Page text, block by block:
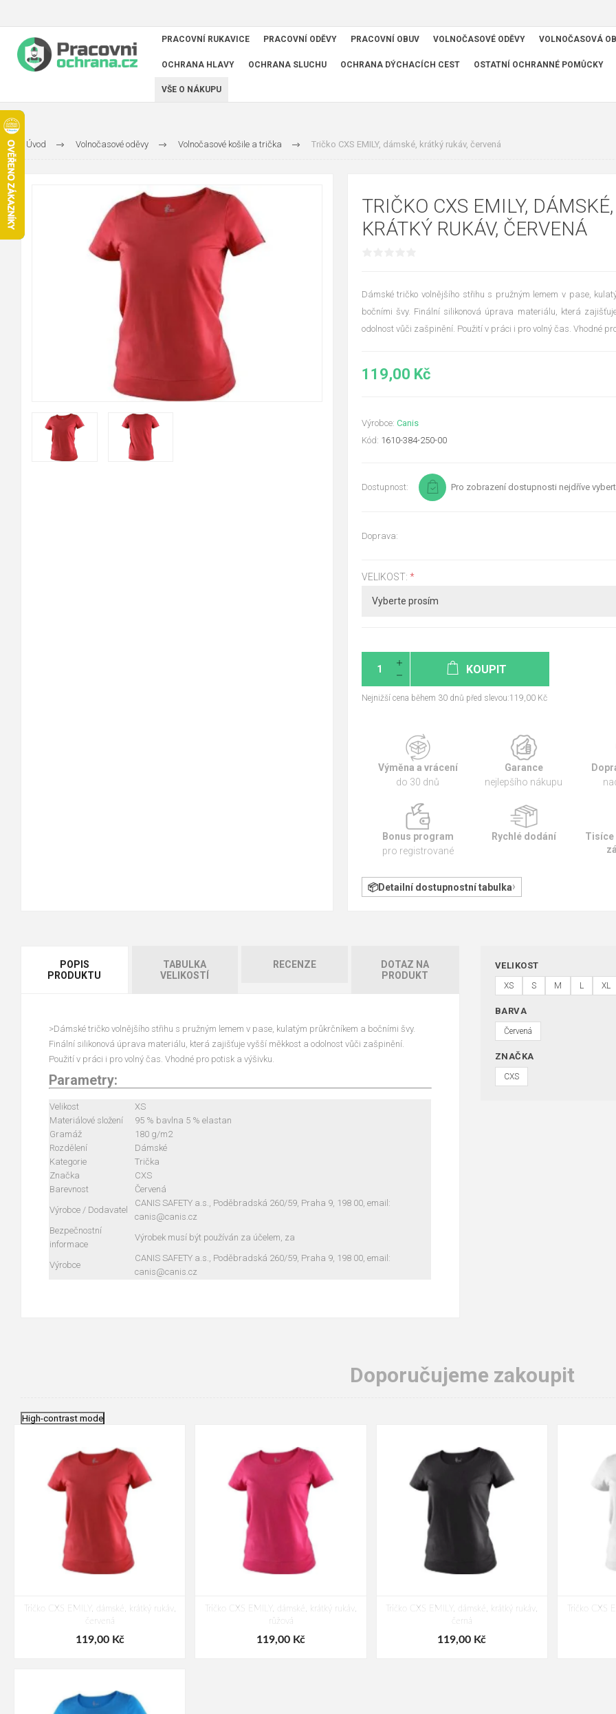
PRACOVNÍ RUKAVICE PRACOVNÍ ODĚVY PRACOVNÍ OBUV VOLNOČASOVÉ ODĚVY VOLNOČASOVÁ
OCHRANA HLAVY OCHRANA SLUCHU OCHRANA DÝCHACÍCH CEST OSTATNÍ OCHRANNÉ POMŮCKY
VŠE O NÁKUPU
Úvod Volnočasové oděvy Volnočasové košile a trička Tričko CXS EMILY, dámské, krátký rukáv, červená
TRIČKO CXS EMILY, DÁMSKÉ,
KRÁTKÝ RUKÁV, ČERVENÁ
Dámské tričko volnějšího střihu s pružným lemem v pase,
bočními švy. Finální silikonová úprava materiálu, která
odolnost vůči zašpinění. Použití v práci i pro volný čas. Vhodné
119,00 Kč
Výrobce: Canis
Kód: 1610-384-250-00
Dostupnost: Pro zobrazení dostupnosti nejdříve
Doprava:
VELIKOST: *
KOUPIT
Nejnižší cena během 30 dnů před slevou:119,00 Kč
Výměna a vrácení
do 30 dnů
Garance
nejlepšího nákupu
Bonus program
pro registrované
Rychlé dodání
Tisíce
Detailní dostupnostní tabulka
POPIS
PRODUKTU
TABULKA
VELIKOSTÍ
RECENZE
DOTAZ NA
PRODUKT
>Dámské tričko volnějšího střihu s pružným lemem v pase, kulatým průkrčníkem a bočními švy.
Finální silikonová úprava materiálu, která zajišťuje vyšší měkkost a odolnost vůči zašpinění.
Použití v práci i pro volný čas. Vhodné pro potisk a výšivku.
Parametry:
Velikost
XS
Materiálové složení
95 % bavlna 5 % elastan
Gramáž
180 g/m2
Rozdělení
Dámské
Kategorie
Trička
Značka
CXS
Barevnost
Červená
Výrobce / Dodavatel
CANIS SAFETY a.s., Poděbradská 260/59, Praha 9, 198 00, email:
canis@canis.cz
Bezpečnostní
informace
Výrobek musí být používán za účelem, za
Výrobce
CANIS SAFETY a.s., Poděbradská 260/59, Praha 9, 198 00, email:
canis@canis.cz
VELIKOST
XS S M L XL
BARVA
Červená
ZNAČKA
CXS
Doporučujeme zakoupit
High-contrast mode
Tričko CXS EMILY, dámské, krátký rukáv,
červená
119,00 Kč
Tričko CXS EMILY, dámské, krátký rukáv,
růžová
119,00 Kč
Tričko CXS EMILY, dámské, krátký rukáv,
černá
119,00 Kč
Tričko CXS